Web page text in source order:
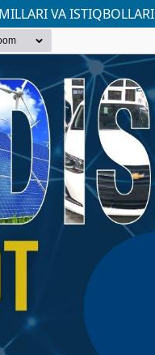
VA ISTIQBOLLARI